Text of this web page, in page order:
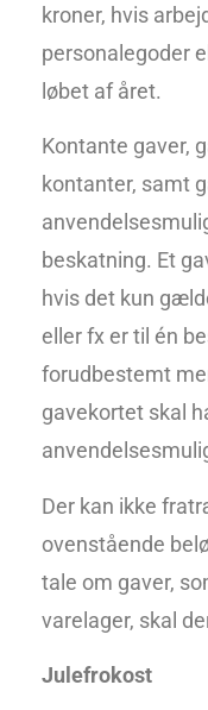
kroner, hvis
personalegoder
løbet af året.
Kontante gaver,
kontanter, samt
beskatning. Et
hvis det kun
eller fx er til én
forudbestemt
gavekortet skal
Der kan ikke
ovenstående
tale om gaver,
varelager, skal
Julefrokost